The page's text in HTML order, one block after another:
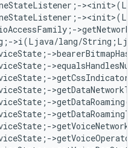
>i(Ljava/lang/